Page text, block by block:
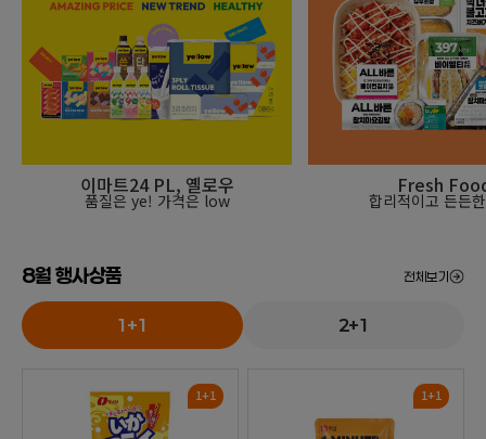
이마트24 PL, 옐로우
품질은 ye! 가격은 low
Fresh
합리적이고 든든
8월 행사상품 전체보기
1+1 2+1
1+1 1+1